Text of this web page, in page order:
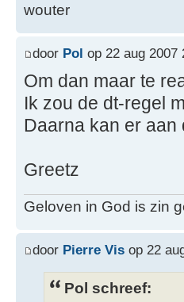
wouter
door Pol op 22 aug 2007
Om dan maar te
Ik zou de dt-regel
Daarna kan er aan
Greetz
Geloven in God is zin
door Pierre Vis op 22
Pol schreef: